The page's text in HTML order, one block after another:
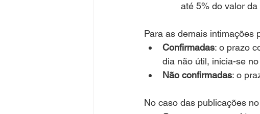
até 5% do valor da
Para as demais intimações
Confirmadas: o prazo
dia não útil, inicia-se
Não confirmadas: o
No caso das publicações